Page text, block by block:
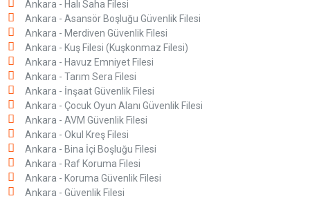
Ankara - Halı Saha Filesi
Ankara - Asansör Boşluğu Güvenlik Filesi
Ankara - Merdiven Güvenlik Filesi
Ankara - Kuş Filesi (Kuşkonmaz Filesi)
Ankara - Havuz Emniyet Filesi
Ankara - Tarım Sera Filesi
Ankara - İnşaat Güvenlik Filesi
Ankara - Çocuk Oyun Alanı Güvenlik Filesi
Ankara - AVM Güvenlik Filesi
Ankara - Okul Kreş Filesi
Ankara - Bina İçi Boşluğu Filesi
Ankara - Raf Koruma Filesi
Ankara - Koruma Güvenlik Filesi
Ankara - Güvenlik Filesi